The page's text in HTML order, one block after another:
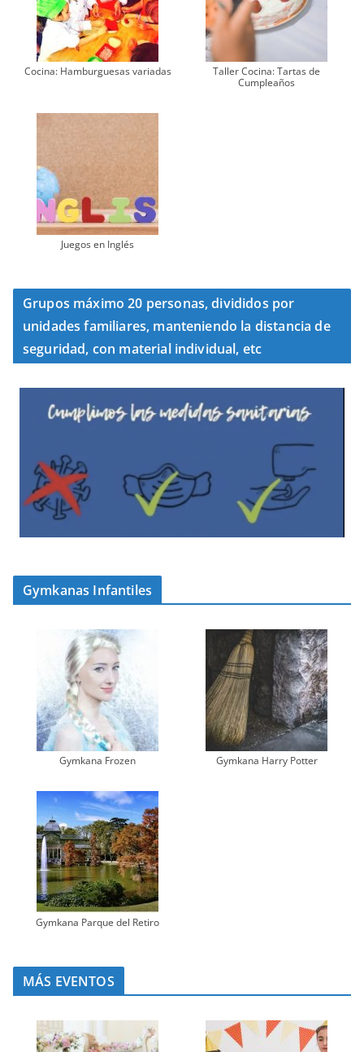
Cocina: Hamburguesas variadas
Taller Cocina: Tartas de
Cumpleaños
Juegos en Inglés
Grupos máximo 20 personas, divididos por
unidades familiares, manteniendo la distancia de
seguridad, con material individual, etc
Gymkanas Infantiles
Gymkana Frozen Gymkana Harry Potter
Gymkana Parque del Retiro
MÁS EVENTOS